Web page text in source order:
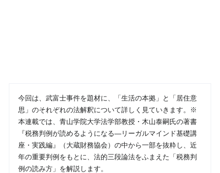
今回は、武富士事件を題材に、「生活の本拠」と「居住意
思」のそれぞれの法解釈について詳しく見ていきます。※
本連載では、青山学院大学法学部教授・木山泰嗣氏の著書
『税務判例が読めるようになる―リーガルマインド基礎講
座・実践編』（大蔵財務協会）の中から一部を抜粋し、近
年の重要判例をもとに、法的三段論法をふまえた「税務判
例の読み方」を解説します。